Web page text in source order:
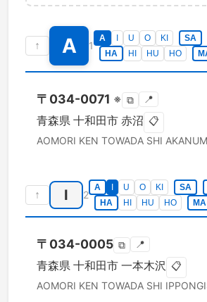
↑ A 1
A U O KI SA
HA
HI HU HO
〒 034-0071 ※ ⧉ 📍
青森県 十和田市 赤沼 📋
AOMORI KEN TOWADA SHI
↑ I 2
A U O KI SA
HA
HI HU HO MA
〒 034-0005 ⧉ 📍
青森県 十和田市 一本木沢 📋
AOMORI KEN TOWADA SHI